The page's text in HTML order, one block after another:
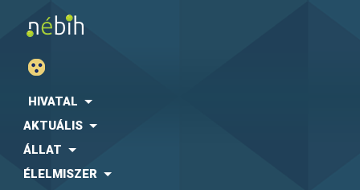
HIVATAL
AKTUÁLIS
ÁLLAT
ÉLELMISZER